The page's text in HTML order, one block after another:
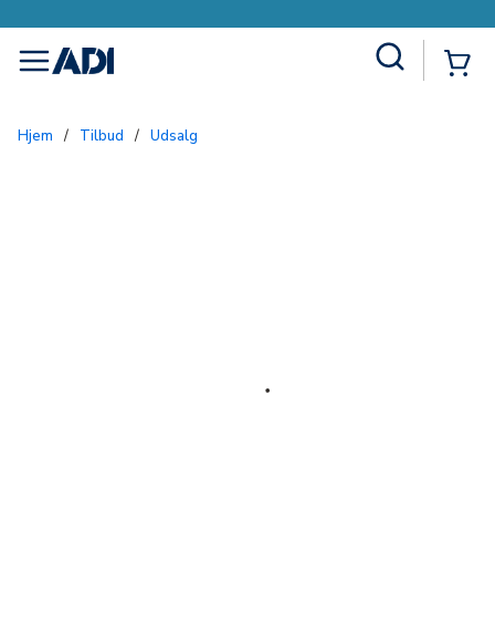
menu
Hjem / Tilbud / Udsalg